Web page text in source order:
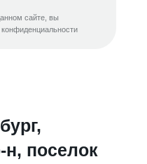
сайте, вы
поселок